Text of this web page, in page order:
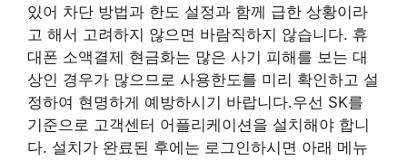
있어 차단 방법과 한도 설정과 함께 급한 상황이라
고 해서 고려하지 않으면 바람직하지 않습니다. 휴
대폰 소액결제 현금화는 많은 사기 피해를 보는 대
상인 경우가 많으므로 사용한도를 미리 확인하고 설
정하여 현명하게 예방하시기 바랍니다.우선 SK를
기준으로 고객센터 어플리케이션을 설치해야 합니
다. 설치가 완료된 후에는 로그인하시면 아래 메뉴